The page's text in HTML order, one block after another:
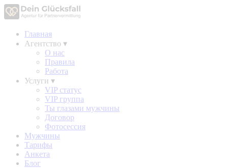
Главная
Агентство ▾
О нас
Правила
Работа
Услуги ▾
VIP статус
VIP группа
Ты глазами мужчины
Договор
Фотосессия
Мужчины
Тарифы
Анкета
Блог